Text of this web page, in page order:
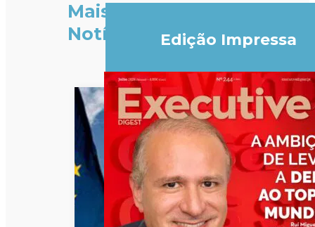
Mais
Notícias
Edição Impressa